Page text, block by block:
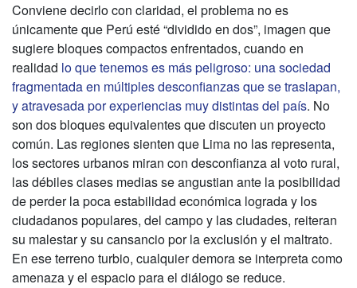
Conviene decirlo con claridad, el problema no es
únicamente que Perú esté “dividido en dos”, imagen que
sugiere bloques compactos enfrentados, cuando en
realidad lo que tenemos es más peligroso: una sociedad
fragmentada en múltiples desconfianzas que se traslapan,
y atravesada por experiencias muy distintas del país. No
son dos bloques equivalentes que discuten un proyecto
común. Las regiones sienten que Lima no las representa,
los sectores urbanos miran con desconfianza al voto rural,
las débiles clases medias se angustian ante la posibilidad
de perder la poca estabilidad económica lograda y los
ciudadanos populares, del campo y las ciudades, reiteran
su malestar y su cansancio por la exclusión y el maltrato.
En ese terreno turbio, cualquier demora se interpreta como
amenaza y el espacio para el diálogo se reduce.